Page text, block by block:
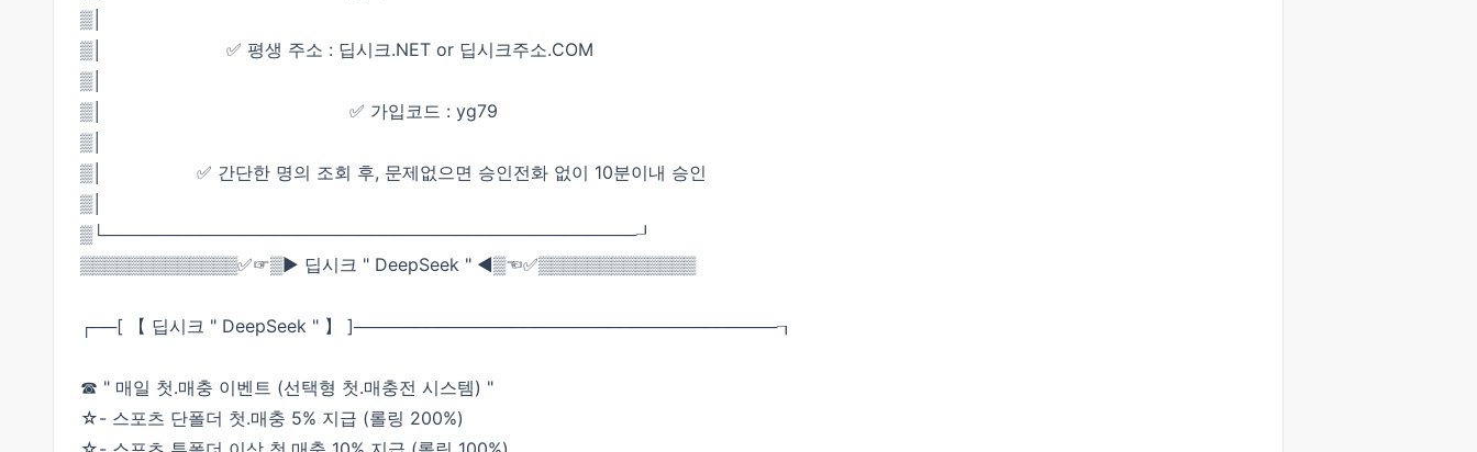
▒│
▒│ ✅ 평생 주소 : 딥시크.NET or 딥시크주소.COM
▒│
▒│ ✅ 가입코드 : yg79
▒│
▒│ ✅ 간단한 명의 조회 후, 문제없으면 승인전화 없이 10분이내 승인
▒│
▒└────────────────────────────────────────────┚
▒▒▒▒▒▒▒▒▒▒▒▒▒✅☞▒▶ 딥시크 " DeepSeek " ◀▒☜✅▒▒▒▒▒▒▒▒▒▒▒▒▒
┌──[ 【 딥시크 " DeepSeek " 】 ]───────────────────────────────────┒
☎ " 매일 첫.매충 이벤트 (선택형 첫.매충전 시스템) "
☆- 스포츠 단폴더 첫.매충 5% 지급 (롤링 200%)